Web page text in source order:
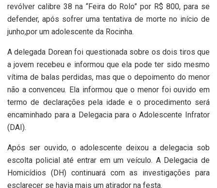
revólver calibre 38 na “Feira do Rolo” por R$ 800, para se
defender, após sofrer uma tentativa de morte no início de
junho,por um adolescente da Rocinha.
A delegada Dorean foi questionada sobre os dois tiros que
a jovem recebeu e informou que ela pode ter sido mesmo
vítima de balas perdidas, mas que o depoimento do menor
não a convenceu. Ela informou que o menor foi ouvido em
termo de declarações pela idade e o procedimento será
encaminhado para a Delegacia para o Adolescente Infrator
(DAI).
Após ser ouvido, o adolescente deixou a delegacia sob
escolta policial até entrar em um veículo. A Delegacia de
Homicídios (DH) continuará com as investigações para
esclarecer se havia mais um atirador na festa.